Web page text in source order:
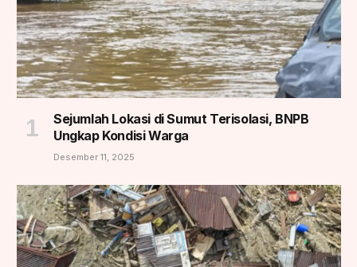
Sejumlah Lokasi di Sumut Terisolasi, BNPB
Ungkap Kondisi Warga
Desember 11, 2025